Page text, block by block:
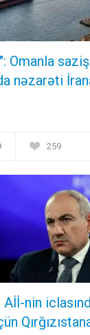
Omanla
nəzarəti
259
Aİİ-nin